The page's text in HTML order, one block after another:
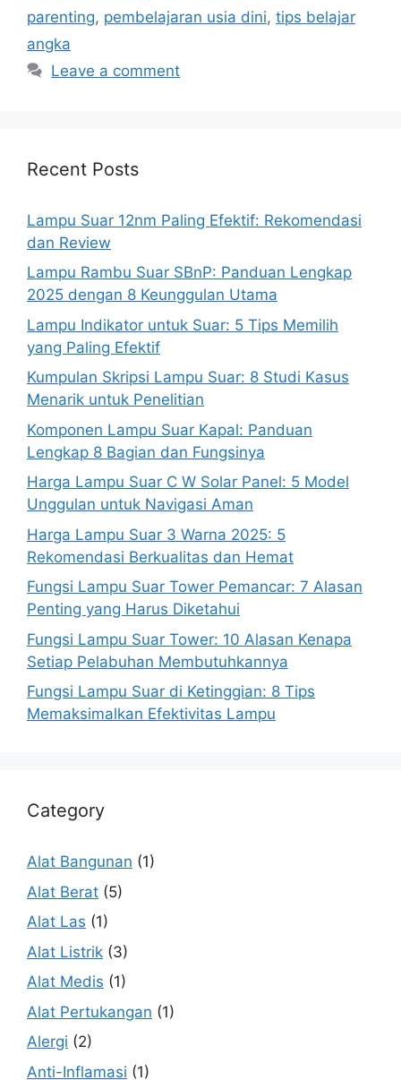
parenting, pembelajaran usia dini, tips belajar
angka
Leave a comment
Recent Posts
Lampu Suar 12nm Paling Efektif: Rekomendasi
dan Review
Lampu Rambu Suar SBnP: Panduan Lengkap
2025 dengan 8 Keunggulan Utama
Lampu Indikator untuk Suar: 5 Tips Memilih
yang Paling Efektif
Kumpulan Skripsi Lampu Suar: 8 Studi Kasus
Menarik untuk Penelitian
Komponen Lampu Suar Kapal: Panduan
Lengkap 8 Bagian dan Fungsinya
Harga Lampu Suar C W Solar Panel: 5 Model
Unggulan untuk Navigasi Aman
Harga Lampu Suar 3 Warna 2025: 5
Rekomendasi Berkualitas dan Hemat
Fungsi Lampu Suar Tower Pemancar: 7 Alasan
Penting yang Harus Diketahui
Fungsi Lampu Suar Tower: 10 Alasan Kenapa
Setiap Pelabuhan Membutuhkannya
Fungsi Lampu Suar di Ketinggian: 8 Tips
Memaksimalkan Efektivitas Lampu
Category
Alat Bangunan (1)
Alat Berat (5)
Alat Las (1)
Alat Listrik (3)
Alat Medis (1)
Alat Pertukangan (1)
Alergi (2)
Anti-Inflamasi (1)